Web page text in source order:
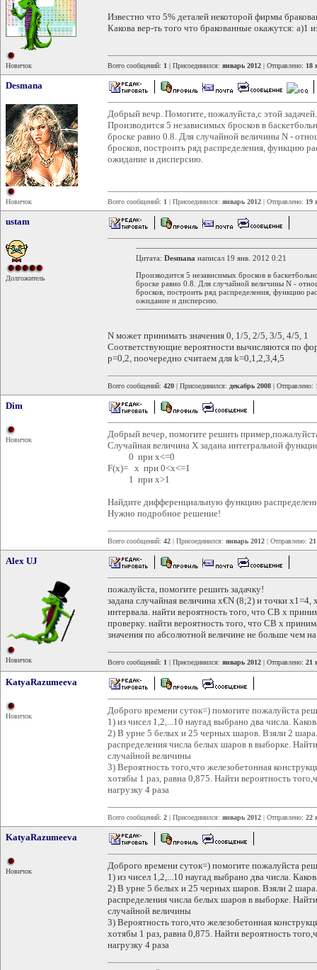
Новичок
Известно что 5% деталей некоторой фирмы
Какова вер-ть того что бракованные окажутся: а)1
Всего сообщений: 1 | Присоединился: январь 2012 | Отправлено: 18
Desmana
Новичок
Добрый вечр. Помогите, пожалуйста,с этой задачей.
Производится 5 независимых бросков в
броске равно 0.8. Для случайной величины N -
бросков, построить ряд распределения, функцию
ожидание и дисперсию.
Всего сообщений: 1 | Присоединился: январь 2012 | Отправлено: 19
ustam
Долгожитель
Цитата: Desmana написал 19 янв. 2012 0:21
Производится 5 независимых бросков в
броске равно 0.8. Для случайной величины N -
бросков, построить ряд распределения, функцию
ожидание и дисперсию.
N может принимать значения 0, 1/5, 2/5, 3/5, 4/5, 1
Соответствующие вероятности вычисляются по
p=0,2, поочередно считаем для k=0,1,2,3,4,5
Всего сообщений: 420 | Присоединился: декабрь 2008 | Отправлено:
Dim
Новичок
Добрый вечер, помогите решить
Случайная величина X задана интегральной
0 при x<=0
F(x)= x при 0<x<=1
1 при x>1
Найдите дифференциальную функцию
Нужно подробное решение!
Всего сообщений: 42 | Присоединился: январь 2012 | Отправлено:
Alex UJ
Новичок
пожалуйста, помогите решить задачку!
задана случайная величина x€N (8;2) и точки
интервала. найти вероятность того, что СВ x
проверку. найти вероятность того, что СВ x
значения по абсолютной величине не больше чем
Всего сообщений: 1 | Присоединился: январь 2012 | Отправлено: 21
KatyaRazumeeva
Новичок
Доброго времени суток=) помогите пожалуйста
1) из чисел 1,2,...10 наугад выбрано два числа.
2) В урне 5 белых и 25 черных шаров. Взяли 2
распределения числа белых шаров в выборке.
случайной величины
3) Вероятность того,что железобетонная
хотябы 1 раз, равна 0,875. Найти вероятность
нагрузку 4 раза
Всего сообщений: 2 | Присоединился: январь 2012 | Отправлено: 22
KatyaRazumeeva
Новичок
Доброго времени суток=) помогите пожалуйста
1) из чисел 1,2,...10 наугад выбрано два числа.
2) В урне 5 белых и 25 черных шаров. Взяли 2
распределения числа белых шаров в выборке.
случайной величины
3) Вероятность того,что железобетонная
хотябы 1 раз, равна 0,875. Найти вероятность
нагрузку 4 раза